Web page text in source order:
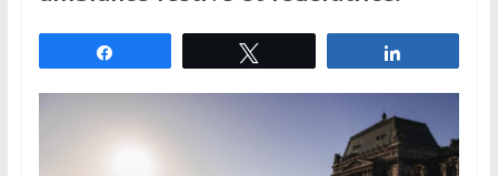
simples
spectateurs